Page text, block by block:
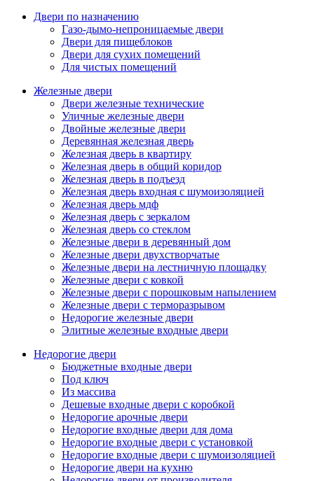
Двери по назначению
Газо-дымо-непроницаемые двери
Двери для пищеблоков
Двери для сухих помещений
Для чистых помещений
Железные двери
Двери железные технические
Уличные железные двери
Двойные железные двери
Деревянная железная дверь
Железная дверь в квартиру
Железная дверь в общий коридор
Железная дверь в подъезд
Железная дверь входная с шумоизоляцией
Железная дверь мдф
Железная дверь с зеркалом
Железная дверь со стеклом
Железные двери в деревянный дом
Железные двери двухстворчатые
Железные двери на лестничную площадку
Железные двери с ковкой
Железные двери с порошковым напылением
Железные двери с терморазрывом
Недорогие железные двери
Элитные железные входные двери
Недорогие двери
Бюджетные входные двери
Под ключ
Из массива
Дешевые входные двери с коробкой
Недорогие арочные двери
Недорогие входные двери для дома
Недорогие входные двери с установкой
Недорогие входные двери с шумоизоляцией
Недорогие двери на кухню